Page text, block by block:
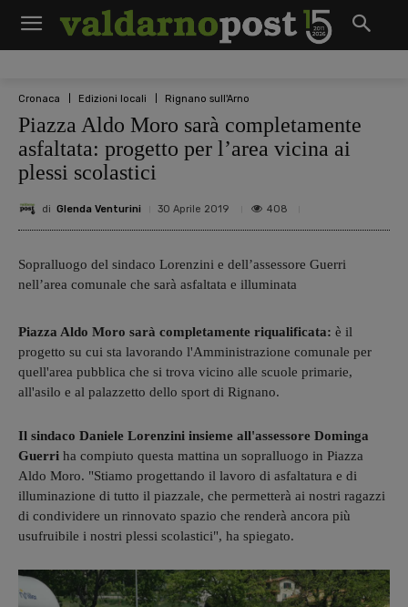
Cronaca Edizioni locali Rignano sull'Arno
Piazza Aldo Moro sarà completamente
asfaltata: progetto per l’area vicina ai
plessi scolastici
di Glenda Venturini 30 Aprile 2019 408
Sopralluogo del sindaco Lorenzini e dell’assessore Guerri
nell’area comunale che sarà asfaltata e illuminata
Piazza Aldo Moro sarà completamente riqualificata: è il
progetto su cui sta lavorando l'Amministrazione comunale per
quell'area pubblica che si trova vicino alle scuole primarie,
all'asilo e al palazzetto dello sport di Rignano.
Il sindaco Daniele Lorenzini insieme all'assessore Dominga
Guerri ha compiuto questa mattina un sopralluogo in Piazza
Aldo Moro. "Stiamo progettando il lavoro di asfaltatura e di
illuminazione di tutto il piazzale, che permetterà ai nostri ragazzi
di condividere un rinnovato spazio che renderà ancora più
usufruibile i nostri plessi scolastici", ha spiegato.